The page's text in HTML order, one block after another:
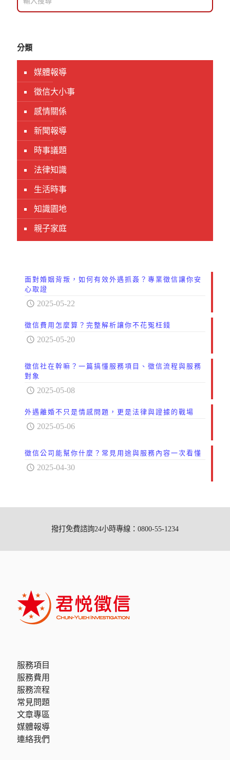
分類
媒體報導
徵信大小事
感情關係
新聞報導
時事議題
法律知識
生活時事
知識園地
親子家庭
面對婚姻背叛，如何有效外遇抓姦？專業徵信讓你安
心取證
2025-05-22
徵信費用怎麼算？完整解析讓你不花冤枉錢
2025-05-20
徵信社在幹嘛？一篇搞懂服務項目、徵信流程與服務
對象
2025-05-08
外遇離婚不只是情感問題，更是法律與證據的戰場
2025-05-06
徵信公司能幫你什麼？常見用途與服務內容一次看懂
2025-04-30
撥打免費諮詢24小時專線：0800-55-1234
服務項目
服務費用
服務流程
常見問題
文章專區
媒體報導
連絡我們